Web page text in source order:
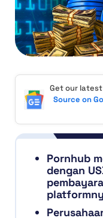
Get our
Source on
Pornhub
dengan